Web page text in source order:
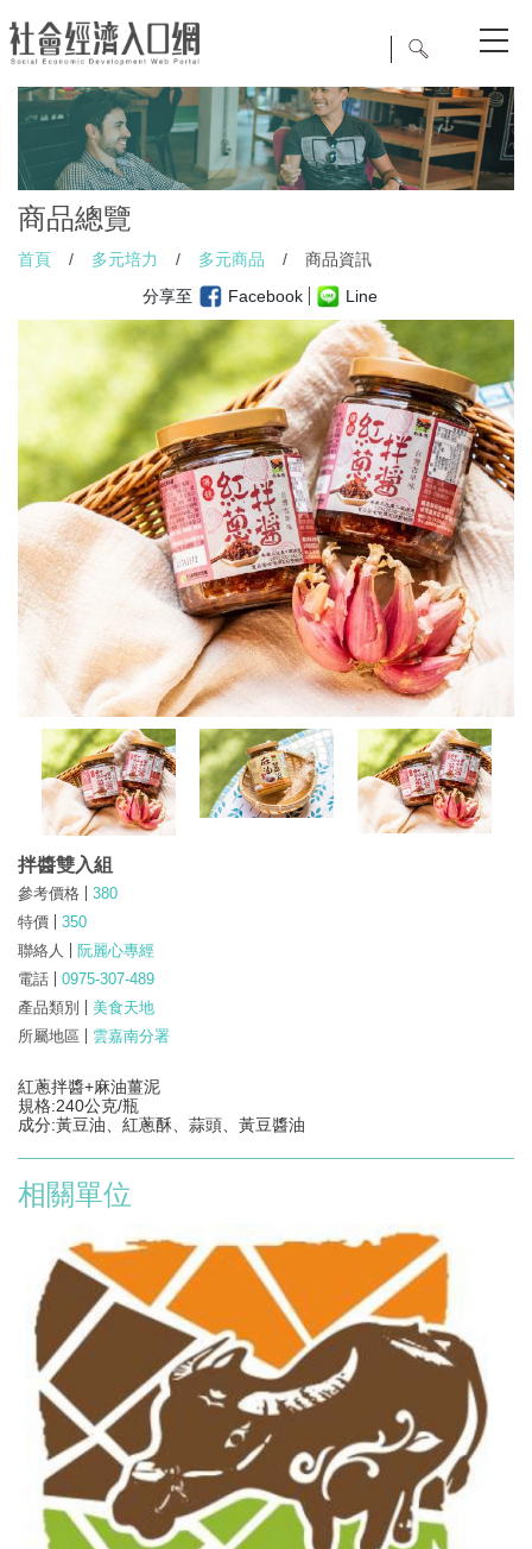
商品總覽
首頁 / 多元培力 / 多元商品 /
商品資訊
分享至
Facebook Line
拌醬雙入組
參考價格
380
特價
350
聯絡人
阮麗心專經
電話
0975-307-489
產品類別
美食天地
所屬地區
雲嘉南分署
紅蔥拌醬+麻油薑泥
規格:240公克/瓶
成分:黃豆油、紅蔥酥、蒜頭、黃豆醬油
相關單位